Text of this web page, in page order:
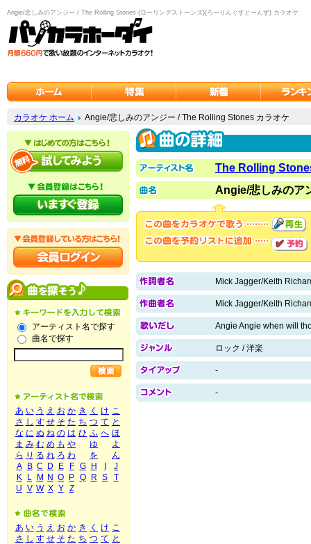
Angie/悲しみのアンジー / The Rolling Stones (ローリングストーンズ)(ろーりんぐすとーんず) カラオケ
カラオケ ホーム Angie/悲しみのアンジー / The Rolling Stones カラオケ
アーティスト名で探す
曲名で探す
あ い う え お か き く け こ
さ し す せ そ た ち つ て と
な に ぬ ね の は ひ ふ へ ほ
ま み む め も や ゆ
よ
ら り る れ ろ わ を
ん
A
B C D E F G H
J
K
L M N O P Q R S
T
U V W X Y Z
あ い う え お か き く け こ
さ し す せ そ た ち つ て と
The Rolling
Angie/悲しみのア
Mick Jagger/Keith
Mick Jagger/Keith
Angie Angie when will
ロック / 洋楽
-
-